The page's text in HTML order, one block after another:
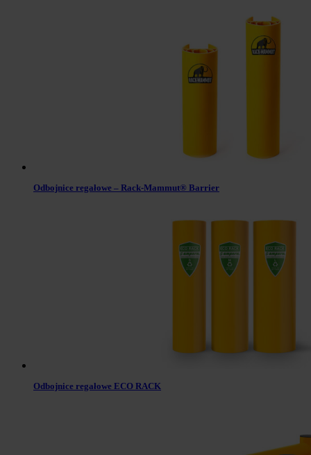
Odbojnice regałowe – Rack-Mammut® Barrier
Odbojnice regałowe ECO RACK